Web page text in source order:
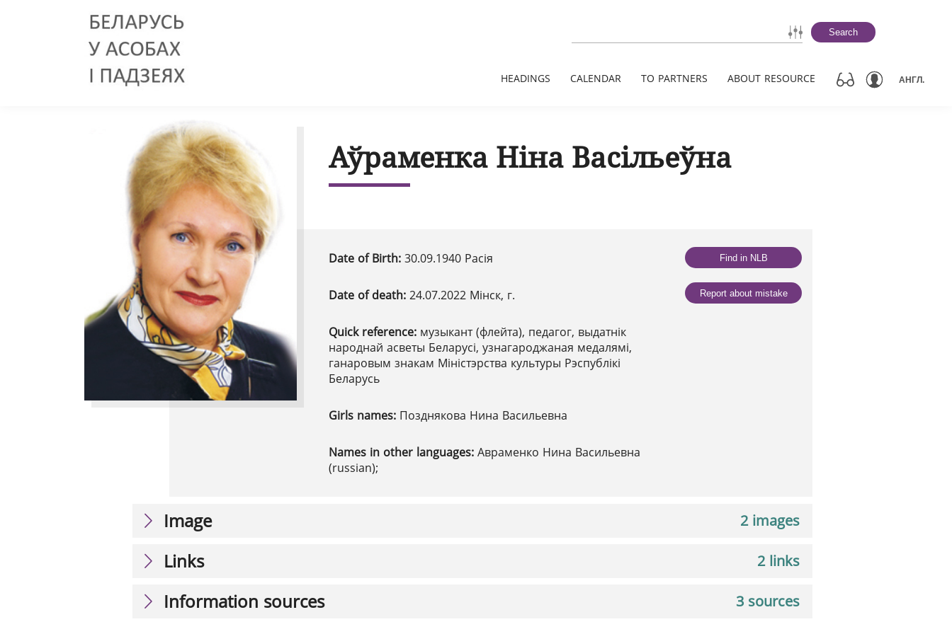
Search
HEADINGS CALENDAR TO PARTNERS ABOUT RESOURCE АНГЛ.
Аўраменка Ніна Васільеўна
Date of Birth: 30.09.1940 Расія
Date of death: 24.07.2022 Мінск, г.
Quick reference: музыкант (флейта), педагог, выдатнік
народнай асветы Беларусі, узнагароджаная медалямі,
ганаровым знакам Міністэрства культуры Рэспублікі
Беларусь
Girls names: Позднякова Нина Васильевна
Names in other languages: Авраменко Нина Васильевна
(russian);
Find in NLB
Report about mistake
2 images
Image
2 links
Links
3 sources
Information sources